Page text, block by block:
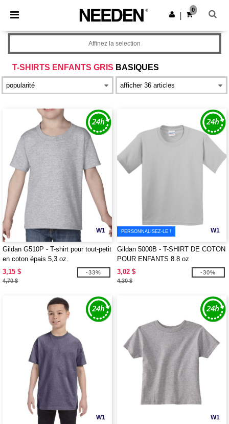
× Appli Needen
Meilleurs prix sur l’app !
Obtenir l'appli
0
T-SHIRTS ENFANTS GRIS BASIQUES
Affinez la selection
W1
Gildan G510P - T-shirt pour tout-petit
en coton épais 5,3 oz.
3,15 $
4,70 $
-33%
W1
PERSONNALISEZ-LE !
Gildan 5000B - T-SHIRT DE COTON
POUR ENFANTS 8.8 oz
3,02 $
4,30 $
-30%
W1 W1